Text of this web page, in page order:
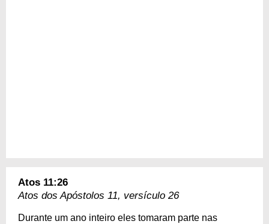
Atos 11:26
Atos dos Apóstolos 11, versículo 26
Durante um ano inteiro eles tomaram parte nas